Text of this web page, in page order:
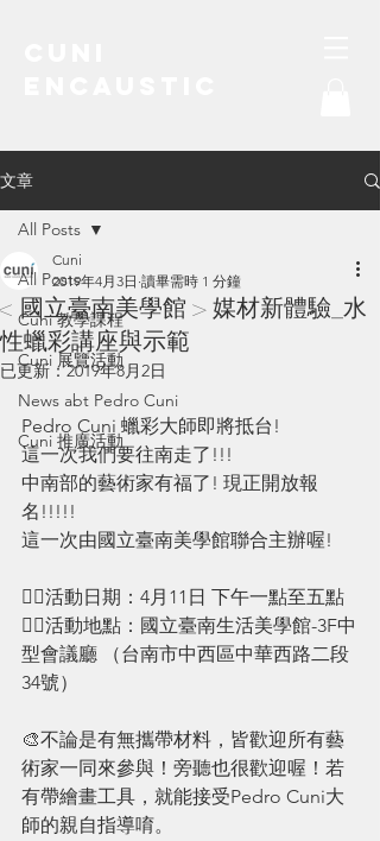
文章
All Posts
Cuni 教學課程
Cuni 展覽活動
News abt Pedro Cuni
Cuni 推廣活動
All Posts
< 國立臺南美學館 > 媒材新體驗_水
性蠟彩講座與示範
Cuni
2019年4月3日 讀畢需時 1 分鐘
已更新：2019年8月2日
Pedro Cuni 蠟彩大師即將抵台!
這一次我們要往南走了!!!
中南部的藝術家有福了! 現正開放報
名!!!!!
這一次由國立臺南美學館聯合主辦喔!
👉🏻活動日期：4月11日 下午一點至五點
👉🏻活動地點：國立臺南生活美學館-3F中
型會議廳 （台南市中西區中華西路二段
34號）
🎨不論是有無攜帶材料，皆歡迎所有藝
術家一同來參與！旁聽也很歡迎喔！若
有帶繪畫工具，就能接受Pedro Cuni大
師的親自指導唷。